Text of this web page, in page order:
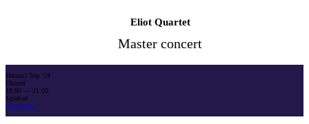
Eliot Quartet
Master concert
Datum1 Sep '24
Uhrzeit
18:00 — 21:00
Spielort
Westspitze